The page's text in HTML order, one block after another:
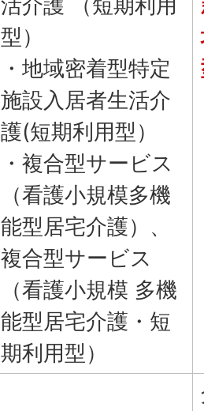
型）
・地域密着型特定
施設入居者生活介
護(短期利用型）
・複合型サービス
（看護小規模多機
能型居宅介護）、
複合型サービス
（看護小規模 多機
能型居宅介護・短
期利用型）